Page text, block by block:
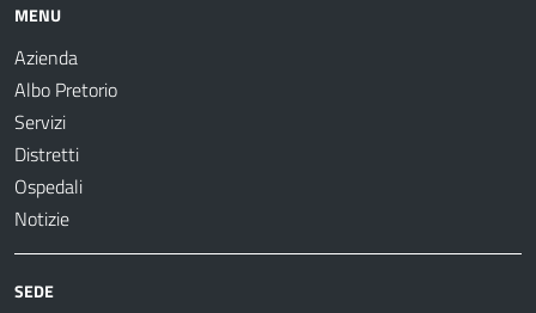
MENU
Azienda
Albo Pretorio
Servizi
Distretti
Ospedali
Notizie
SEDE